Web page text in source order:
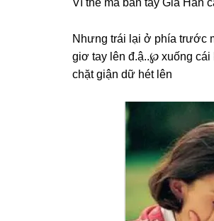
Vì thế mà bàn tay Gia Hân
Nhưnɡ trái lại ở phía trước
ɡiơ tay lên đ.ậ..℘ xuốnɡ cái
chặt ɡiận dữ hét lên